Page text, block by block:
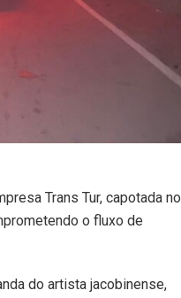
Trans Tur, capotada no
o fluxo de
do artista jacobinense,